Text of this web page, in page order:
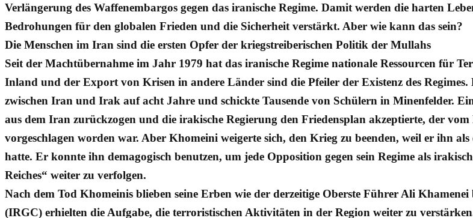
Verlängerung des Waffenembargos gegen das iranische Regime. Damit werden die harten
Bedrohungen für den globalen Frieden und die Sicherheit verstärkt. Aber wie kann das sein?
Die Menschen im Iran sind die ersten Opfer der kriegstreiberischen Politik der Mullahs
Seit der Machtübernahme im Jahr 1979 hat das iranische Regime nationale Ressourcen für
Inland und der Export von Krisen in andere Länder sind die Pfeiler der Existenz des
zwischen Iran und Irak auf acht Jahre und schickte Tausende von Schülern in Minenfelder.
aus dem Iran zurückzogen und die irakische Regierung den Friedensplan akzeptierte, der
vorgeschlagen worden war. Aber Khomeini weigerte sich, den Krieg zu beenden, weil er ihn
hatte. Er konnte ihn demagogisch benutzen, um jede Opposition gegen sein Regime als
Reiches“ weiter zu verfolgen.
Nach dem Tod Khomeinis blieben seine Erben wie der derzeitige Oberste Führer Ali
(IRGC) erhielten die Aufgabe, die terroristischen Aktivitäten in der Region weiter zu